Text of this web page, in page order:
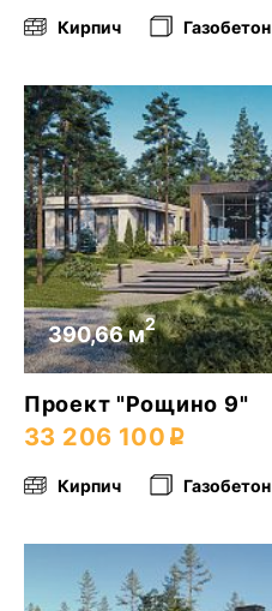
Кирпич Газобетон
390,66 м2
Проект "Рощино 9"
33 206 100
Кирпич Газобетон